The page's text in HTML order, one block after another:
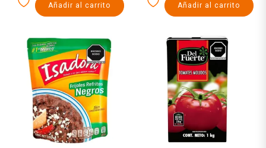
Añadir al carrito Añadir al carrito